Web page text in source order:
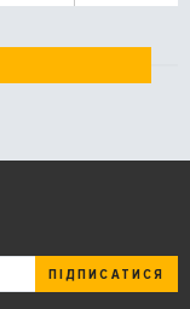
ПІДПИСАТИСЯ